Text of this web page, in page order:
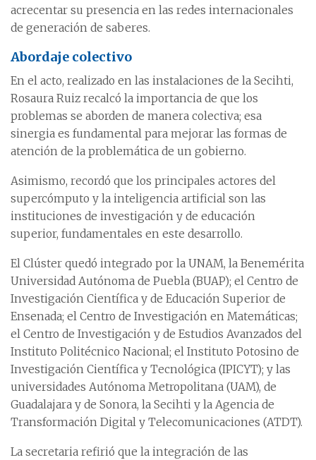
acrecentar su presencia en las redes internacionales
de generación de saberes.
Abordaje colectivo
En el acto, realizado en las instalaciones de la Secihti,
Rosaura Ruiz recalcó la importancia de que los
problemas se aborden de manera colectiva; esa
sinergia es fundamental para mejorar las formas de
atención de la problemática de un gobierno.
Asimismo, recordó que los principales actores del
supercómputo y la inteligencia artificial son las
instituciones de investigación y de educación
superior, fundamentales en este desarrollo.
El Clúster quedó integrado por la UNAM, la Benemérita
Universidad Autónoma de Puebla (BUAP); el Centro de
Investigación Científica y de Educación Superior de
Ensenada; el Centro de Investigación en Matemáticas;
el Centro de Investigación y de Estudios Avanzados del
Instituto Politécnico Nacional; el Instituto Potosino de
Investigación Científica y Tecnológica (IPICYT); y las
universidades Autónoma Metropolitana (UAM), de
Guadalajara y de Sonora, la Secihti y la Agencia de
Transformación Digital y Telecomunicaciones (ATDT).
La secretaria refirió que la integración de las